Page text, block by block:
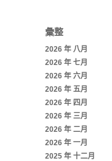
彙整
2026 年 八月
2026 年 七月
2026 年 六月
2026 年 五月
2026 年 四月
2026 年 三月
2026 年 二月
2026 年 一月
2025 年 十二月